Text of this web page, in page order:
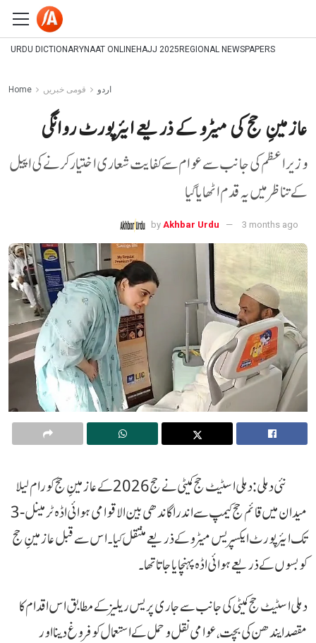
URDU DICTIONARYNAAT ONLINEHAJJ 2025 REGIONAL NEWSPAPERS
Home اردو قومی خبریں
عازمینِ حج کی میٹرو کے ذریعے ایئرپورٹ روانگی
وزیر اعظم کی جانب سے عوام سے کفایت شعاری اختیار کرنے کی اپیل
کے تناظر میں یہ قدم اٹھایا گیا
by Akhbar Urdu 3 months ago
نئی دہلی: دہلی اسٹیٹ حج کمیٹی نے حج 2026 کے عازمینِ حج کو رام لیلا
میدان میں قائم حج کیمپ سے اندرا گاندھی بین الاقوامی ہوائی اڈہ ٹرمینل-3
تک ایئرپورٹ ایکسپریس میٹرو کے ذریعے منتقل کیا۔ اس سے قبل عازمینِ حج
کو بسوں کے ذریعے ہوائی اڈہ پہنچایا جاتا تھا۔
دہلی اسٹیٹ حج کمیٹی کی جانب سے جاری پریس ریلیز کے مطابق اس اقدام کا
مقصد ایندھن کی بچت، عوامی نقل و حمل کے استعمال کو فروغ دینا اور